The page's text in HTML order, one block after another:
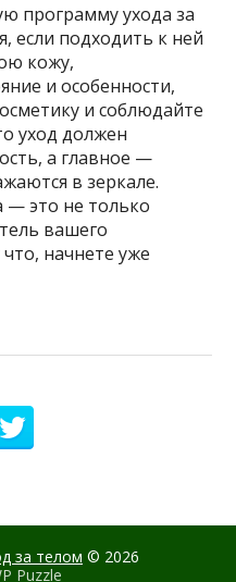
программу ухода за
если подходить к ней
кожу,
и особенности,
и соблюдайте
уход должен
а главное —
в зеркале.
— это не только
вашего
начнете уже
за телом © 2026
Puzzle